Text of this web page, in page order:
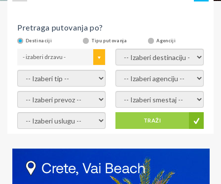
Pretraga putovanja po?
Destinaciji Tipu putovanja Agenciji
- izaberi drzavu - - izaberi destinaciju -
- izaberi tip - - izaberi agenciju -
- izaberi prevoz - - Izaberite smestaj -
- Izaberite uslugu - TRAŽI